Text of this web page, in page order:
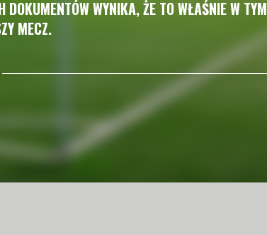
WYNIKA, ŻE TO WŁAŚNIE W TYM
MECZ.